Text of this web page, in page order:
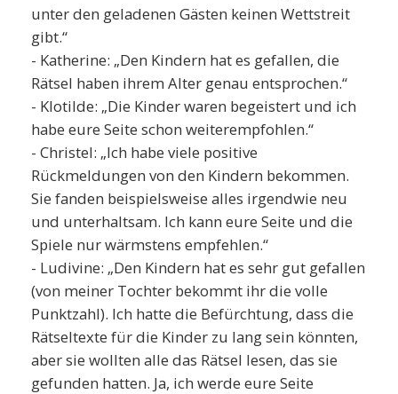
unter den geladenen Gästen keinen Wettstreit
gibt.“
- Katherine: „Den Kindern hat es gefallen, die
Rätsel haben ihrem Alter genau entsprochen.“
- Klotilde: „Die Kinder waren begeistert und ich
habe eure Seite schon weiterempfohlen.“
- Christel: „Ich habe viele positive
Rückmeldungen von den Kindern bekommen.
Sie fanden beispielsweise alles irgendwie neu
und unterhaltsam. Ich kann eure Seite und die
Spiele nur wärmstens empfehlen.“
- Ludivine: „Den Kindern hat es sehr gut gefallen
(von meiner Tochter bekommt ihr die volle
Punktzahl). Ich hatte die Befürchtung, dass die
Rätseltexte für die Kinder zu lang sein könnten,
aber sie wollten alle das Rätsel lesen, das sie
gefunden hatten. Ja, ich werde eure Seite